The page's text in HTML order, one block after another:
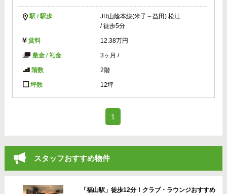
駅 / 駅歩
JR山陰本線(米子～益田) 松江
/ 徒歩5分
賃料 12.38万円
敷金 / 礼金 3ヶ月 /
階数 2階
坪数 12坪
1
スタッフおすすめ物件
「福山駅」徒歩12分！クラブ・ラウンジおすすめ